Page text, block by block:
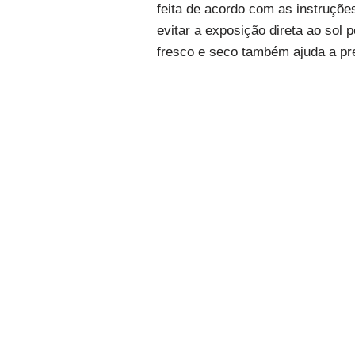
feita de acordo com as
evitar a exposição direta ao sol
fresco e seco também ajuda a